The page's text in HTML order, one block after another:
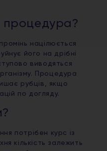
процедура?
націлюється
його на дрібні
виводяться
Процедура
рубців, якщо
по догляду.
потрібен курс із
кількість залежить